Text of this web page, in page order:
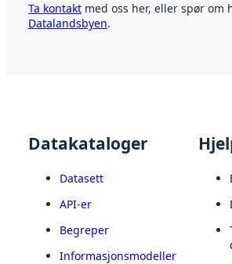
Ta kontakt med oss her, eller spør om
Datalandsbyen.
Datakataloger
Datasett
API-er
Begreper
Informasjonsmodeller